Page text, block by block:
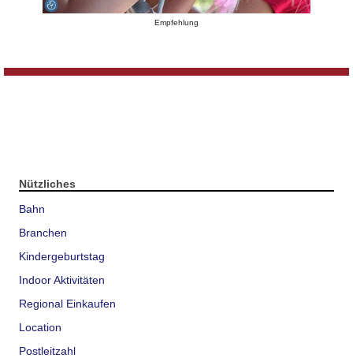
Empfehlung
Nützliches
Bahn
Branchen
Kindergeburtstag
Indoor Aktivitäten
Regional Einkaufen
Location
Postleitzahl